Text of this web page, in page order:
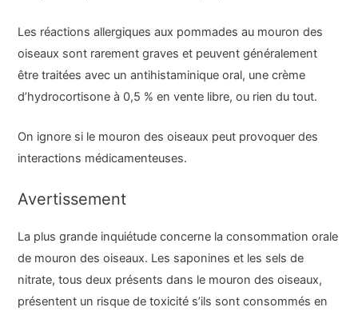
Les réactions allergiques aux pommades au mouron des
oiseaux sont rarement graves et peuvent généralement
être traitées avec un antihistaminique oral, une crème
d’hydrocortisone à 0,5 % en vente libre, ou rien du tout.
On ignore si le mouron des oiseaux peut provoquer des
interactions médicamenteuses.
Avertissement
La plus grande inquiétude concerne la consommation orale
de mouron des oiseaux. Les saponines et les sels de
nitrate, tous deux présents dans le mouron des oiseaux,
présentent un risque de toxicité s’ils sont consommés en